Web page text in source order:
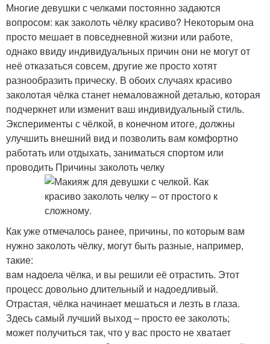
Многие девушки с челками постоянно задаются
вопросом: как заколоть чёлку красиво? Некоторым она
просто мешает в повседневной жизни или работе,
однако ввиду индивидуальных причин они не могут от
неё отказаться совсем, другие же просто хотят
разнообразить прическу. В обоих случаях красиво
заколотая чёлка станет немаловажной деталью, которая
подчеркнет или изменит ваш индивидуальный стиль.
Эксперименты с чёлкой, в конечном итоге, должны
улучшить внешний вид и позволить вам комфортно
работать или отдыхать, заниматься спортом или
проводить Причины заколоть челку
Как уже отмечалось ранее, причины, по которым вам
нужно заколоть чёлку, могут быть разные, например,
такие:
вам надоела чёлка, и вы решили её отрастить. Этот
процесс довольно длительный и надоедливый.
Отрастая, чёлка начинает мешаться и лезть в глаза.
Здесь самый лучший выход – просто ее заколоть;
может получиться так, что у вас просто не хватает